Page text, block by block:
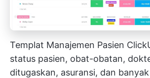
Templat Manajemen Pasien
status pasien, obat-obatan,
ditugaskan, asuransi, dan